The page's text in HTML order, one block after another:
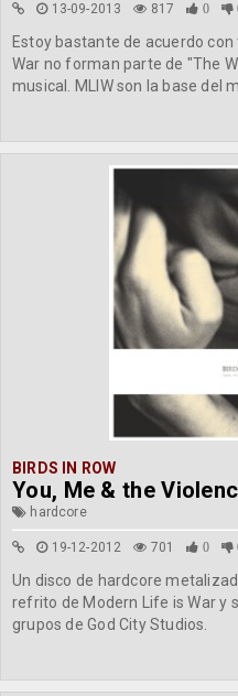
13-09-2013 817 0
Estoy bastante de acuerdo
War no forman parte de "The
musical. MLIW son la base del
BIRDS IN ROW
You, Me & the
hardcore
19-12-2012 701 0
Un disco de hardcore
refrito de Modern Life is War y
grupos de God City Studios.